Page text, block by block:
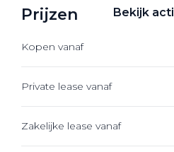
Bekijk
Prijzen
Kopen vanaf
Private lease vanaf
Zakelijke lease vanaf